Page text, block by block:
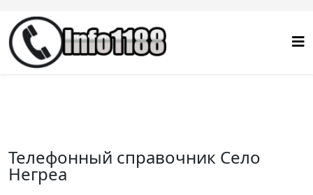
Телефонный справочник Село
Негреа